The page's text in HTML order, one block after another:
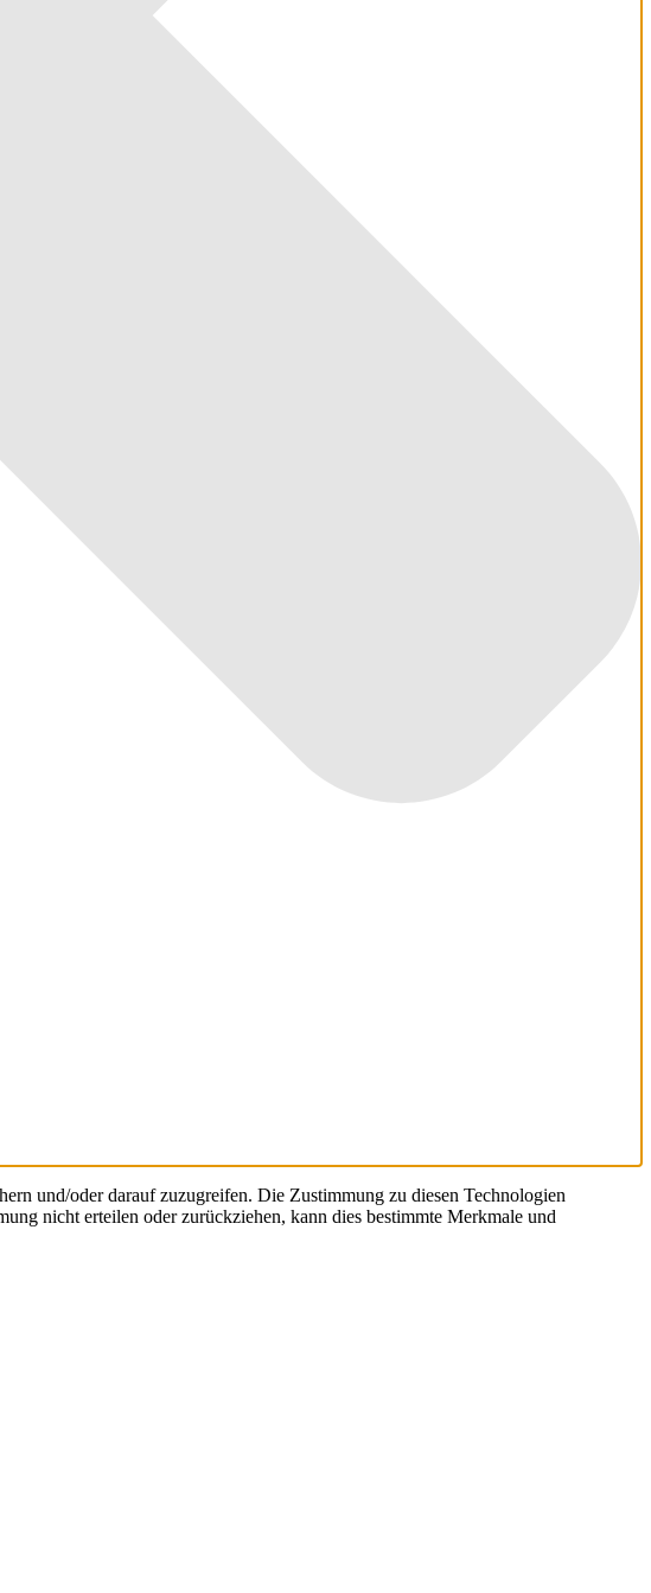
und/oder darauf zuzugreifen. Die Zustimmung zu diesen Technologien
nicht erteilen oder zurückziehen, kann dies bestimmte Merkmale und